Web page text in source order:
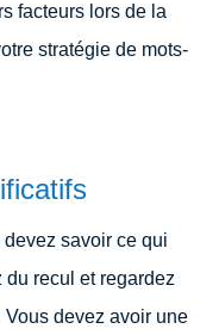
facteurs lors de la
stratégie de mots-
savoir ce qui
recul et regardez
devez avoir une